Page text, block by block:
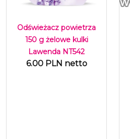
Odświeżacz powietrza
150 g żelowe kulki
Lawenda NT542
6.00 PLN netto